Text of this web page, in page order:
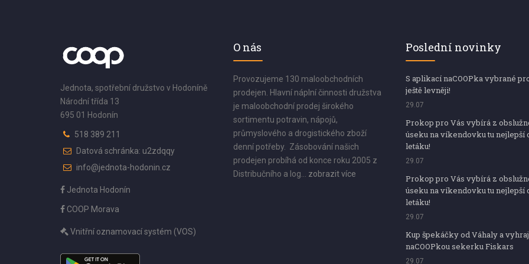
Jednota, spotřební družstvo v Hodoníně
Národní třída 13
695 01 Hodonín
518 389 211
Datová schránka: u2zdqqy
info@jednota-hodonin.cz
Jednota Hodonín
COOP Morava
Vnitřní oznamovací systém (VOS)
O nás
Provozujeme 130 maloobchodních
prodejen. Hlavní náplní činnosti družstva
je maloobchodní prodej širokého
sortimentu potravin, nápojů,
průmyslového a drogistického zboží
denní potřeby. Zásobování našich
prodejen probíhá od konce roku 2005 z
Distribučního a log... zobrazit více
Poslední novinky
S aplikací naCOOPka vybrané
ještě levněji!
29.07
Prokop pro Vás vybírá z
úseku na víkendovku tu nejlepší
letáku!
29.07
Prokop pro Vás vybírá z
úseku na víkendovku tu nejlepší
letáku!
29.07
Kup špekáčky od Váhaly a
naCOOPkou sekerku Fiskars
29.07